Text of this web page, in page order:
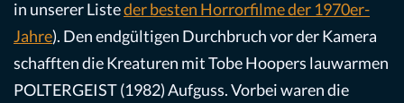
in unserer Listeder besten Horrorfilme der 1970er-
Jahre). Den endgültigen Durchbruch vor der Kamera
schafften die Kreaturen mit Tobe Hoopers lauwarmen
POLTERGEIST (1982) Aufguss. Vorbei waren die